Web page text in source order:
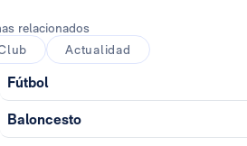
relacionados
Actualidad
Fútbol
Baloncesto